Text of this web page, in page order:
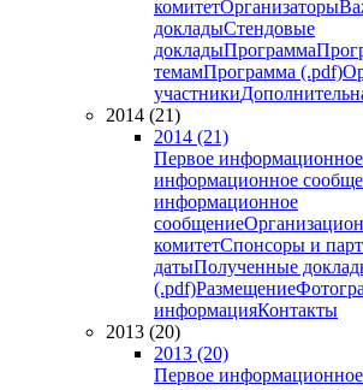
комитетОрганизаторы
докладыСтендовые
докладыПрограмма
темамПрограмма (.pdf)
участники
2014 (21)
2014 (21)
Первое
информационное
информационное
сообщение
комитетСпонсоры и
датыПолученные
(.pdf)Размещение
информацияКонтакты
2013 (20)
2013 (20)
Первое